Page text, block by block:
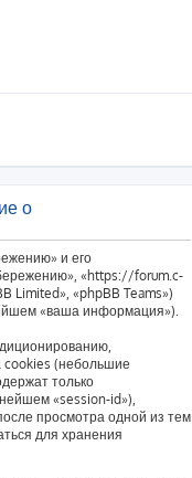
о
и его
«https://forum.c-
Limited», «phpBB Teams»)
«ваша информация»).
cookies (небольшие
только
«session-id»),
просмотра одной из тем
для хранения